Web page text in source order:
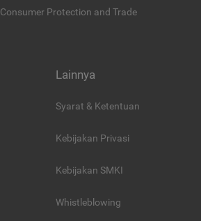
Protection and Trade
Lainnya
Syarat & Ketentuan
Kebijakan Privasi
Kebijakan SMKI
Whistleblowing